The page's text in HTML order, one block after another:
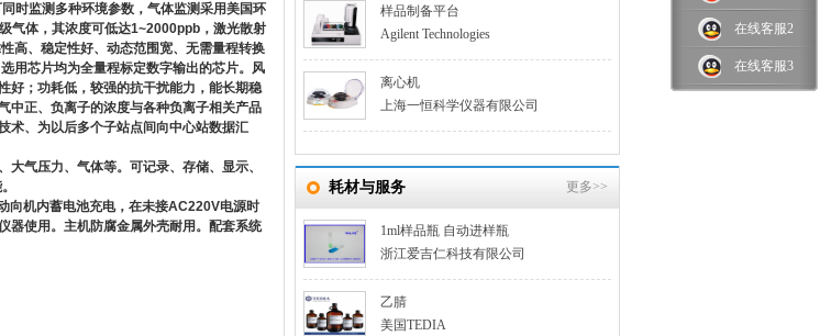
时监测多种环境参数，气体监测采用美国环
气体，其浓度可低达1~2000ppb，激光散射
高、稳定性好、动态范围宽、无需量程转换
用芯片均为全量程标定数字输出的芯片。风
好；功耗低，较强的抗干扰能力，能长期稳
中正、负离子的浓度与各种负离子相关产品
术、为以后多个子站点间向中心站数据汇
气压力、气体等。可记录、存储、显示、
向机内蓄电池充电，在未接AC220V电源时
器使用。主机防腐金属外壳耐用。配套系统
样品制备平台
Agilent Technologies
离心机
上海一恒科学仪器有限公司
耗材与服务 更多>>
1ml样品瓶 自动进样瓶
浙江爱吉仁科技有限公司
乙腈
美国TEDIA
在线客服2
在线客服3